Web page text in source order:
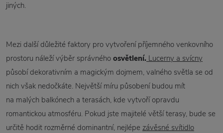
jiných.
Mezi další důležité faktory pro vytvoření příjemného venkovního
prostoru náleží výběr správného osvětlení. Lucerny a svícny
působí dekorativním a magickým dojmem, valného světla se od
nich však nedočkáte. Největší míru působení budou mít
na malých balkónech a terasách, kde vytvoří opravdu
romantickou atmosféru. Pokud jste majitelé větší terasy, bude se
určitě hodit rozměrné dominantní, nejlépe závěsné svítidlo